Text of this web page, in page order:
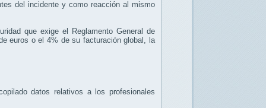
del incidente y como reacción al mismo
que exige el Reglamento General de
euros o el 4% de su facturación global, la
datos relativos a los profesionales